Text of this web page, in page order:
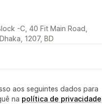
-C, 40 Fit Main Road,
1207, BD
aos seguintes dados para
na política de privacidade